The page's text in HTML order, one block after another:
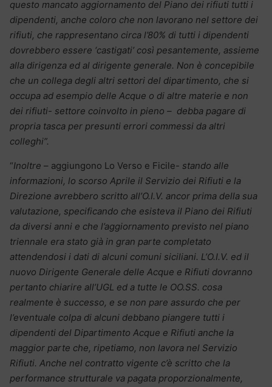
questo mancato aggiornamento del Piano dei rifiuti tutti i
dipendenti, anche coloro che non lavorano nel settore dei
rifiuti, che rappresentano circa l’80% di tutti i dipendenti
dovrebbero essere ‘castigati’ così pesantemente, assieme
alla dirigenza ed al dirigente generale. Non è concepibile
che un collega degli altri settori del dipartimento, che si
occupa ad esempio delle Acque o di altre materie e non
dei rifiuti- settore coinvolto in pieno – debba pagare di
propria tasca per presunti errori commessi da altri
colleghi”.
“Inoltre – aggiungono Lo Verso e Ficile- stando alle
informazioni, lo scorso Aprile il Servizio dei Rifiuti e la
Direzione avrebbero scritto all’O.I.V. ancor prima della sua
valutazione, specificando che esisteva il Piano dei Rifiuti
da diversi anni e che l’aggiornamento previsto nel piano
triennale era stato già in gran parte completato
attendendosi i dati di alcuni comuni siciliani. L’O.I.V. ed il
nuovo Dirigente Generale delle Acque e Rifiuti dovranno
pertanto chiarire all’UGL ed a tutte le OO.SS. cosa
realmente è successo, e se non pare assurdo che per
l’eventuale colpa di alcuni debbano piangere tutti i
dipendenti del Dipartimento Acque e Rifiuti anche la
maggior parte che, ripetiamo, non lavora nel Servizio
Rifiuti. Anche nel contratto vigente c’è scritto che la
performance strutturale va pagata proporzionalmente,